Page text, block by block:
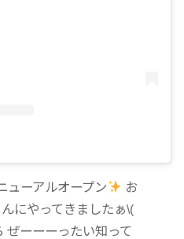
ューアルオープン
お
にやってきましたぁ\(
ぜーーーったい知って